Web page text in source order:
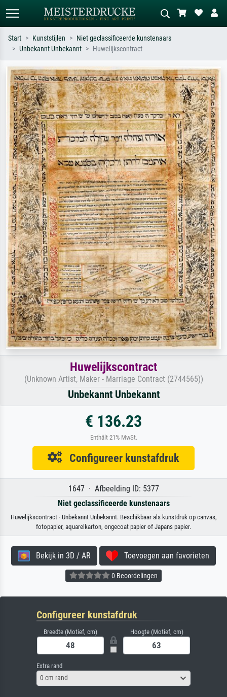
Zoek op kunstenaar, titel of stijl – bijv.
Monet, Sterrennacht, impressionisme,
Hokusai-golf, naakt.
Beschrijf de scène – bijv. groene
weide, abstract met veel rood, donker
olieverfschilderij, staand naakt naast
een boom.
Start Kunststijlen
Niet geclassificeerde kunstenaars
Unbekannt Unbekannt
Huwelijkscontract
Huwelijkscontract
(Unknown Artist, Maker - Marriage Contract (2744565))
Unbekannt Unbekannt
€ 136.23
Enthält 21% MwSt.
Configureer kunstafdruk
1647 · Afbeelding ID: 5377
Niet geclassificeerde kunstenaars
Huwelijkscontract · Unbekannt Unbekannt. Beschikbaar als kunstdruk op canvas,
fotopapier, aquarelkarton, ongecoat papier of Japans papier.
Bekijk in 3D / AR Toevoegen aan favorieten
0 Beoordelingen
Configureer kunstafdruk
Breedte (Motief, cm) Hoogte (Motief, cm)
Extra rand
0 cm rand